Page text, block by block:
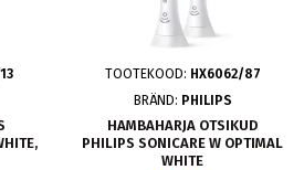
TOOTEKOOD: HX6062/87
BRÄND: PHILIPS
HAMBAHARJA OTSIKUD
PHILIPS SONICARE W OPTIMAL
WHITE